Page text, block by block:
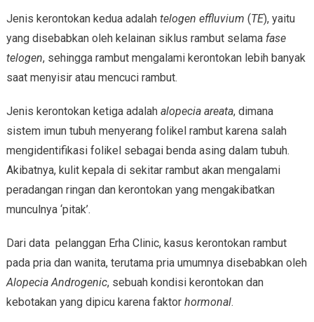
Jenis kerontokan kedua adalah telogen effluvium (TE), yaitu
yang disebabkan oleh kelainan siklus rambut selama fase
telogen, sehingga rambut mengalami kerontokan lebih banyak
saat menyisir atau mencuci rambut.
Jenis kerontokan ketiga adalah alopecia areata, dimana
sistem imun tubuh menyerang folikel rambut karena salah
mengidentifikasi folikel sebagai benda asing dalam tubuh.
Akibatnya, kulit kepala di sekitar rambut akan mengalami
peradangan ringan dan kerontokan yang mengakibatkan
munculnya ‘pitak’.
Dari data pelanggan Erha Clinic, kasus kerontokan rambut
pada pria dan wanita, terutama pria umumnya disebabkan oleh
Alopecia Androgenic, sebuah kondisi kerontokan dan
kebotakan yang dipicu karena faktorhormonal.